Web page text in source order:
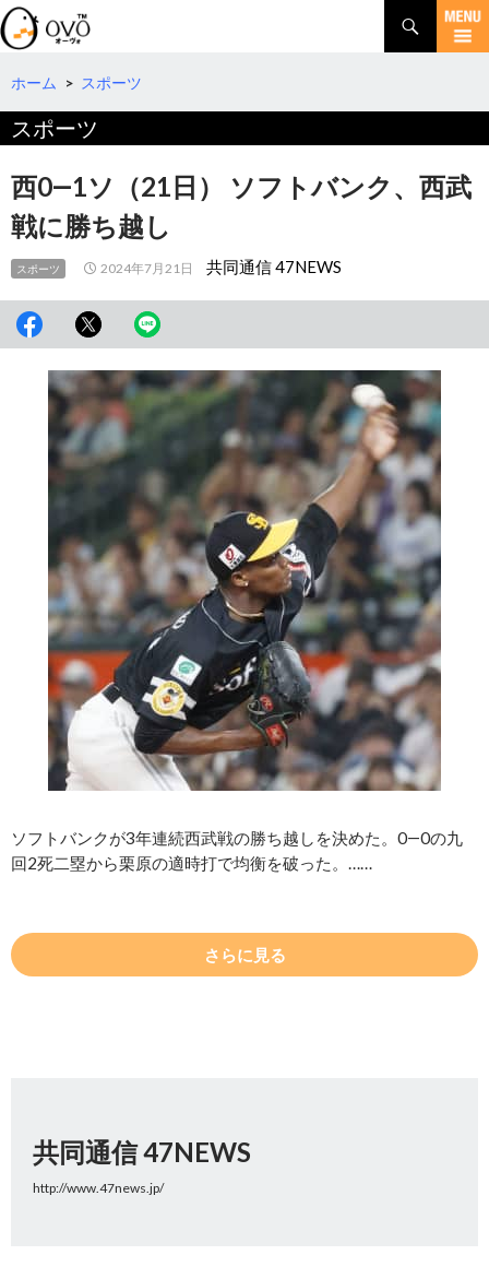
検
索
コ
テ
へ
移
動
ホーム > スポーツ
スポーツ
西0―1ソ（21日） ソフトバンク、西武
戦に勝ち越し
スポーツ 2024年7月21日 共同通信 47NEWS
ソフトバンクが3年連続西武戦の勝ち越しを決めた。0―0の九
回2死二塁から栗原の適時打で均衡を破った。……
さらに見る
共同通信 47NEWS
http://www.47news.jp/